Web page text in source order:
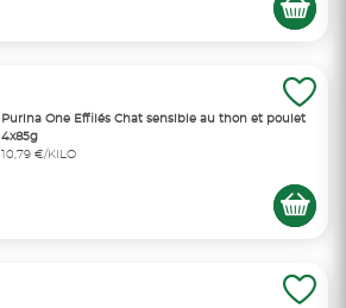
Purina One Effilés Chat sensible au thon et poulet
4x85g
10,79 €/KILO